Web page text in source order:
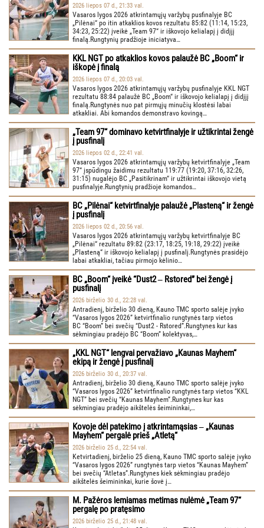
2026 liepos 07 d., 21:33 val.
Vasaros lygos 2026 atkrintamųjų varžybų pusfinalyje BC
„Pilėnai“ po itin atkaklios kovos rezultatu 85:82 (11:14, 15:23,
34:23, 25:22) įveikė „Team 97“ ir iškovojo kelialapį į didįjį
finalą.Rungtynių pradžioje iniciatyva…
KKL NGT po atkaklios kovos palaužė BC „Boom“ ir
iškopė į finalą
2026 liepos 07 d., 20:03 val.
Vasaros lygos 2026 atkrintamųjų varžybų pusfinalyje KKL NGT
rezultatu 88:84 palaužė BC „Boom“ ir iškovojo kelialapį į didįjį
finalą.Rungtynės nuo pat pirmųjų minučių klostėsi labai
atkakliai. Abi komandos demonstravo kovingą…
„Team 97“ dominavo ketvirtfinalyje ir užtikrintai žengė
į pusfinalį
2026 liepos 02 d., 22:41 val.
Vasaros lygos 2026 atkrintamųjų varžybų ketvirtfinalyje „Team
97“ įspūdingu žaidimu rezultatu 119:77 (19:20, 37:16, 32:26,
31:15) nugalėjo BC „Pasitikrinam“ ir užtikrintai iškovojo vietą
pusfinalyje.Rungtynių pradžioje komandos…
BC „Pilėnai“ ketvirtfinalyje palaužė „Plasteną“ ir žengė
į pusfinalį
2026 liepos 02 d., 20:56 val.
Vasaros lygos 2026 atkrintamųjų varžybų ketvirtfinalyje BC
„Pilėnai“ rezultatu 89:82 (23:17, 18:25, 19:18, 29:22) įveikė
„Plasteną“ ir iškovojo kelialapį į pusfinalį.Rungtynės prasidėjo
labai atkakliai, tačiau pirmojo kėlinio…
BC „Boom“ įveikė “Dust2 ‒ Rstored” bei žengė į
pusfinalį
2026 birželio 30 d., 22:28 val.
Antradienį, birželio 30 dieną, Kauno TMC sporto salėje įvyko
“Vasaros lygos 2026” ketvirtfinalio rungtynės tarp vietos
BC “Boom” bei svečių “Dust2 - Rstored”.Rungtynes kur kas
sėkmingiau pradėjo BC “Boom” kolektyvas,…
„KKL NGT“ lengvai pervažiavo „Kaunas Mayhem“
ekipą ir žengė į pusfinalį
2026 birželio 30 d., 20:37 val.
Antradienį, birželio 30 dieną, Kauno TMC sporto salėje įvyko
“Vasaros lygos 2026” ketvirtfinalio rungtynės tarp vietos “KKL
NGT” bei svečių “Kaunas Mayhem”.Rungtynes kur kas
sėkmingiau pradėjo aikštelės šeimininkai,…
Kovoje dėl patekimo į atkrintamąsias ‒ „Kaunas
Mayhem“ pergalė prieš „Atletą“
2026 birželio 25 d., 22:54 val.
Ketvirtadienį, birželio 25 dieną, Kauno TMC sporto salėje įvyko
“Vasaros lygos 2026” rungtynės tarp vietos “Kaunas Mayhem”
bei svečių “Atletas”.Rungtynes kiek sėkmingiau pradėjo
aikštelės šeimininkai, kurie šovė į…
M. Pažėros lemiamas metimas nulėmė „Team 97“
pergalę po pratęsimo
2026 birželio 25 d., 21:48 val.